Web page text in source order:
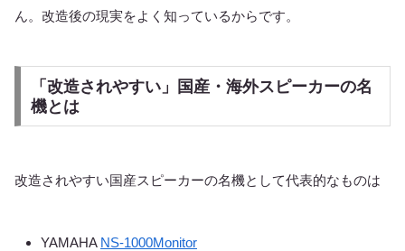
ん。改造後の現実をよく知っているからです。
「改造されやすい」国産・海外スピーカーの名
機とは
改造されやすい国産スピーカーの名機として代表的なものは
YAMAHA NS-1000Monitor